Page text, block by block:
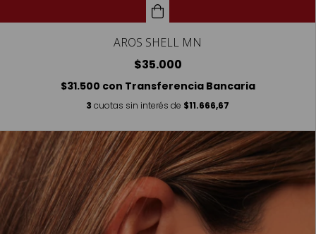
AROS SHELL MN
$35.000
$31.500 con Transferencia Bancaria
3 cuotas sin interés de $11.666,67